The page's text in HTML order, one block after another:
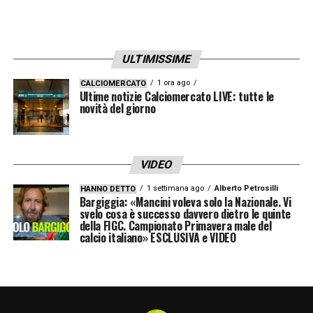
ULTIMISSIME
CALCIOMERCATO 1 ora ago
Ultime notizie Calciomercato LIVE: tutte le
novità del giorno
VIDEO
HANNO DETTO 1 settimana ago Alberto Petrosilli
Bargiggia: «Mancini voleva solo la Nazionale. Vi
svelo cosa è successo davvero dietro le quinte
della FIGC. Campionato Primavera male del
calcio italiano» ESCLUSIVA e VIDEO